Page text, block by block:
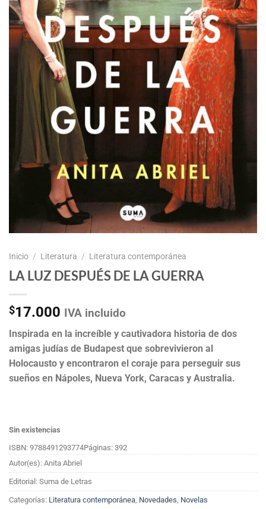
Inicio / Literatura / Literatura contemporánea
LA LUZ DESPUÉS DE LA GUERRA
$17.000 IVA incluido
Inspirada en la increíble y cautivadora historia de dos
amigas judías de Budapest que sobrevivieron al
Holocausto y encontraron el coraje para perseguir sus
sueños en Nápoles, Nueva York, Caracas y Australia.
Sin existencias
ISBN: 9788491293774Páginas: 392
Autor(es): Anita Abriel
Editorial: Suma de Letras
Categorías: Literatura contemporánea, Novedades, Novelas